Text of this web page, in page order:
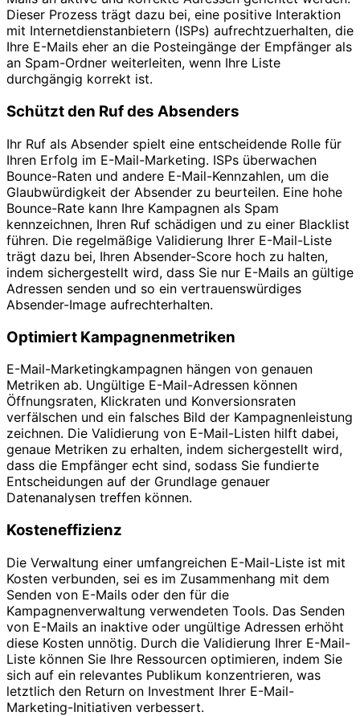
Dieser Prozess trägt dazu bei, eine positive Interaktion
mit Internetdienstanbietern (ISPs) aufrechtzuerhalten, die
Ihre E-Mails eher an die Posteingänge der Empfänger als
an Spam-Ordner weiterleiten, wenn Ihre Liste
durchgängig korrekt ist.
Schützt den Ruf des Absenders
Ihr Ruf als Absender spielt eine entscheidende Rolle für
Ihren Erfolg im E-Mail-Marketing. ISPs überwachen
Bounce-Raten und andere E-Mail-Kennzahlen, um die
Glaubwürdigkeit der Absender zu beurteilen. Eine hohe
Bounce-Rate kann Ihre Kampagnen als Spam
kennzeichnen, Ihren Ruf schädigen und zu einer Blacklist
führen. Die regelmäßige Validierung Ihrer E-Mail-Liste
trägt dazu bei, Ihren Absender-Score hoch zu halten,
indem sichergestellt wird, dass Sie nur E-Mails an gültige
Adressen senden und so ein vertrauenswürdiges
Absender-Image aufrechterhalten.
Optimiert Kampagnenmetriken
E-Mail-Marketingkampagnen hängen von genauen
Metriken ab. Ungültige E-Mail-Adressen können
Öffnungsraten, Klickraten und Konversionsraten
verfälschen und ein falsches Bild der Kampagnenleistung
zeichnen. Die Validierung von E-Mail-Listen hilft dabei,
genaue Metriken zu erhalten, indem sichergestellt wird,
dass die Empfänger echt sind, sodass Sie fundierte
Entscheidungen auf der Grundlage genauer
Datenanalysen treffen können.
Kosteneffizienz
Die Verwaltung einer umfangreichen E-Mail-Liste ist mit
Kosten verbunden, sei es im Zusammenhang mit dem
Senden von E-Mails oder den für die
Kampagnenverwaltung verwendeten Tools. Das Senden
von E-Mails an inaktive oder ungültige Adressen erhöht
diese Kosten unnötig. Durch die Validierung Ihrer E-Mail-
Liste können Sie Ihre Ressourcen optimieren, indem Sie
sich auf ein relevantes Publikum konzentrieren, was
letztlich den Return on Investment Ihrer E-Mail-
Marketing-Initiativen verbessert.